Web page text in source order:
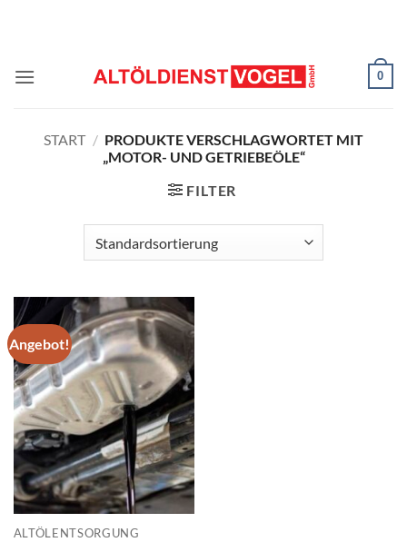
0
START / PRODUKTE VERSCHLAGWORTET MIT
„MOTOR- UND GETRIEBEÖLE“
FILTER
Angebot!
ALTÖLENTSORGUNG